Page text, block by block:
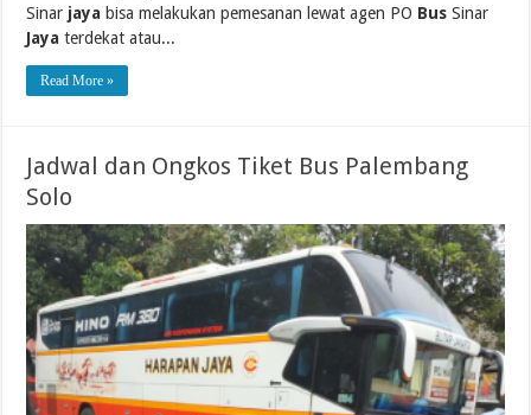
Sinar jaya bisa melakukan pemesanan lewat agen PO Bus Sinar
Jaya terdekat atau...
Read More »
Jadwal dan Ongkos Tiket Bus Palembang
Solo